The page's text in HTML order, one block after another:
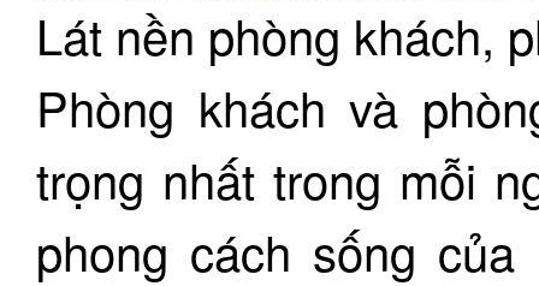
Lát nền phòng khách,
Phòng khách và
trọng nhất trong mỗi
phong cách sống